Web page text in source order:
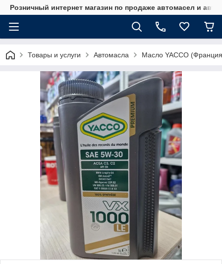
Розничный интернет магазин по продаже автомасел и
Товары и услуги Автомасла Масло YACCO